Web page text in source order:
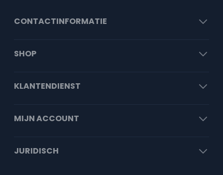
CONTACTINFORMATIE
SHOP
KLANTENDIENST
MIJN ACCOUNT
JURIDISCH